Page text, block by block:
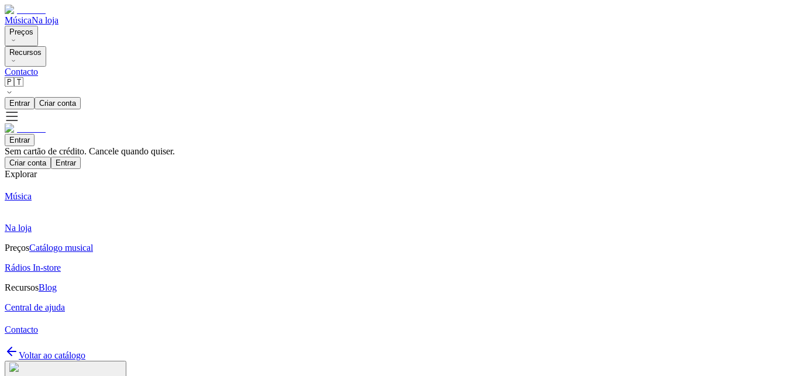
MúsicaNa loja
Preços
Recursos
Contacto
🇵🇹
Entrar Criar conta
Entrar
Sem cartão de crédito. Cancele quando quiser.
Criar conta Entrar
Explorar
Música
Na loja
PreçosCatálogo musical
Rádios In-store
RecursosBlog
Central de ajuda
Contacto
Voltar ao catálogo